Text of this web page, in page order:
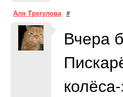
Аля Трегулова #
Вчера